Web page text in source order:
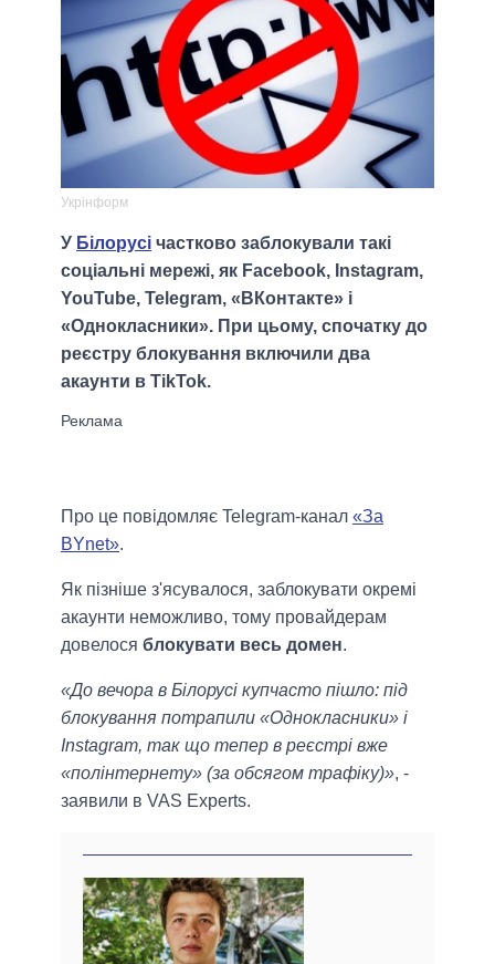
Укрінформ
У Білорусі частково заблокували такі
соціальні мережі, як Facebook, Instagram,
YouTube, Telegram, «ВКонтакте» і
«Однокласники». При цьому, спочатку до
реєстру блокування включили два
акаунти в TikTok.
Про це повідомляє Telegram-канал «За
BYnet».
Як пізніше з'ясувалося, заблокувати окремі
акаунти неможливо, тому провайдерам
довелося блокувати весь домен.
«До вечора в Білорусі купчасто пішло: під
блокування потрапили «Однокласники» і
Instagram, так що тепер в реєстрі вже
«полінтернету» (за обсягом трафіку)», -
заявили в VAS Experts.